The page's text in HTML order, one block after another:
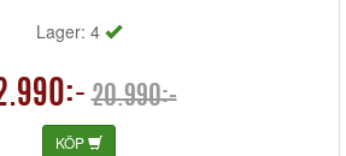
Lager: 4
20.990:-
KÖP